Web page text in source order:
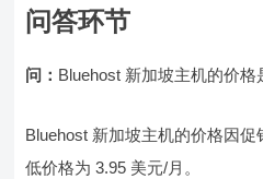
问答环节
问： Bluehost 新加坡主机的价格
Bluehost 新加坡主机的价格因
低价格为 3.95 美元/月。